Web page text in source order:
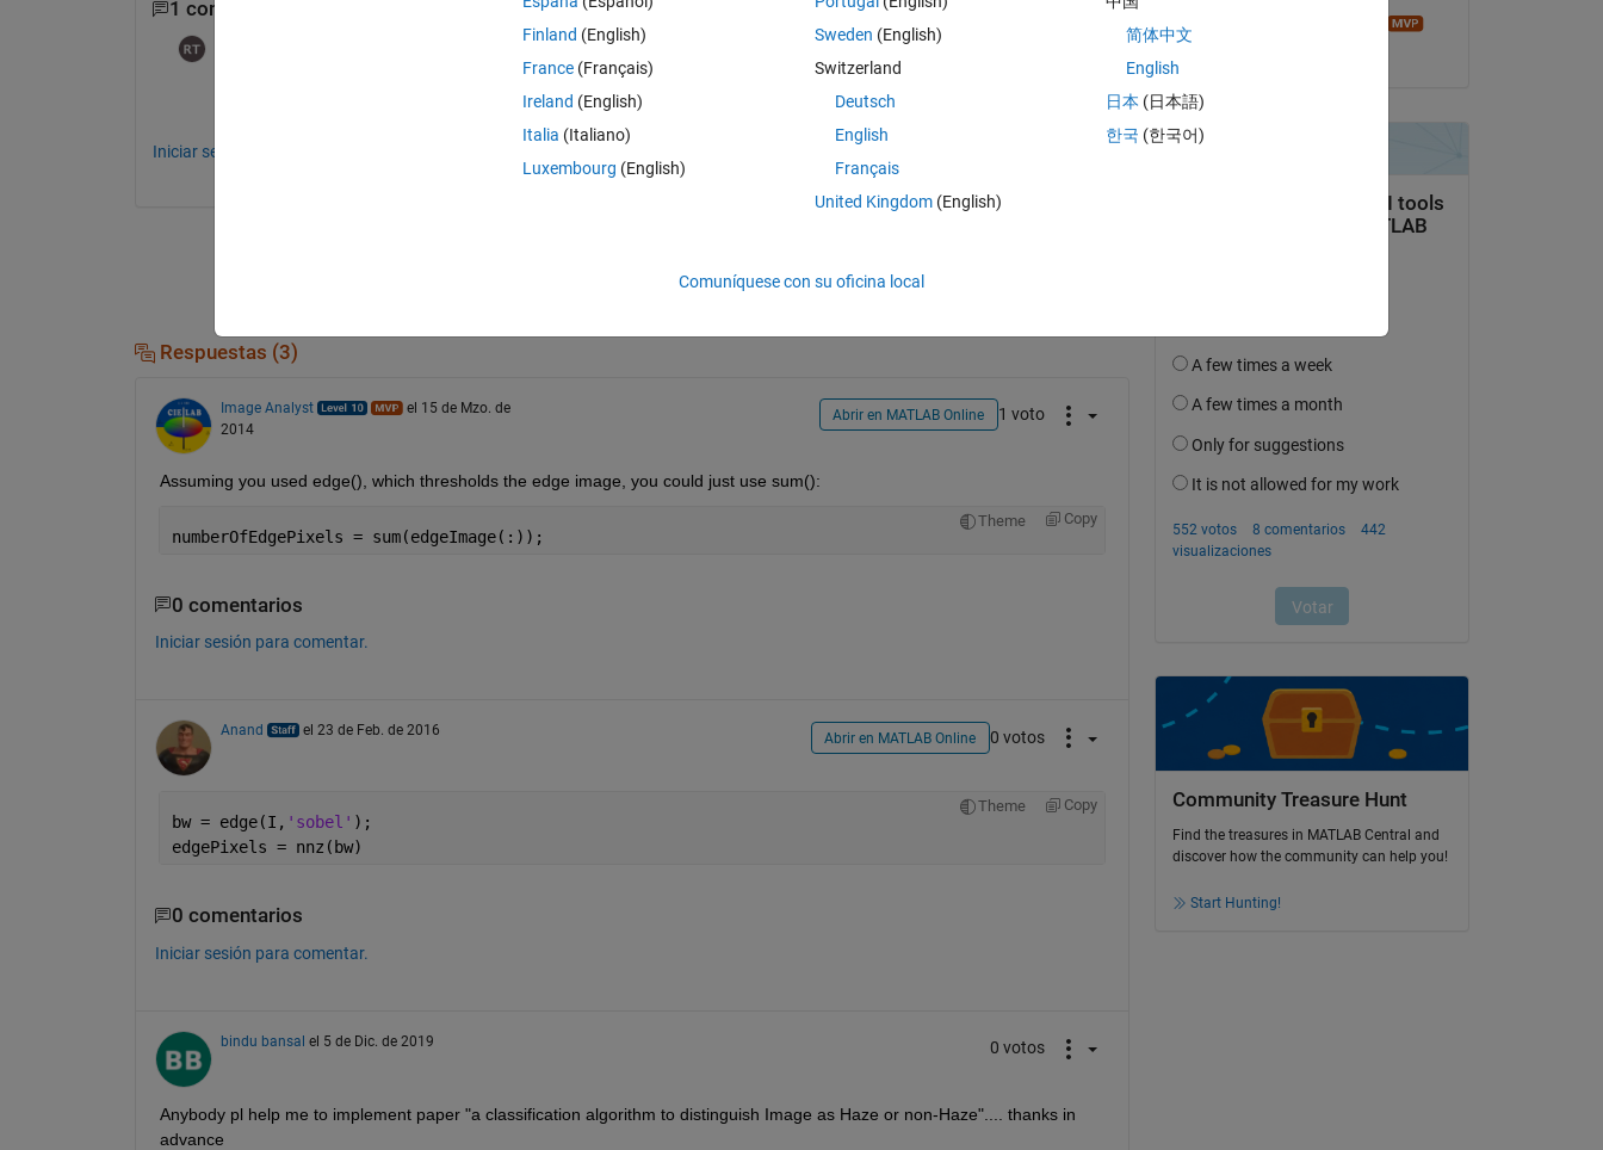
1 comentario
what are edge pixels ?? how to find edge pixels using sobel operator
Iniciar sesión para comentar.
CompartirIniciar sesión para seguir la actividad
Respuestas (3)
Image Analyst
el 15 de Mzo. de
2014
Abrir en MATLAB Online 1 voto
Assuming you used edge(), which thresholds the edge image, you could just use sum():
Theme Copy
numberOfEdgePixels = sum(edgeImage(:));
0 comentarios
Iniciar sesión para comentar.
Anand el 23 de Feb. de 2016 Abrir en MATLAB Online 0 votos
Theme Copy
bw = edge(I, 'sobel' );
edgePixels = nnz(bw)
0 comentarios
Iniciar sesión para comentar.
bindu bansal el 5 de Dic. de 2019 0 votos
Anybody pl help me to implement paper "a classification algorithm to distinguish Image as Haze or non-Haze".... thanks in
advance
Community Treasure Hunt
Find the treasures in MATLAB Central and
discover how the community can help you!
Start Hunting!
Finland (English)
France (Français)
Ireland (English)
Italia (Italiano)
Luxembourg (English)
Sweden (English)
Switzerland
Deutsch
English
Français
United Kingdom(English)
简体中文
English
日本 (日本語)
한국 (한국어)
Comuníquese con su oficina local